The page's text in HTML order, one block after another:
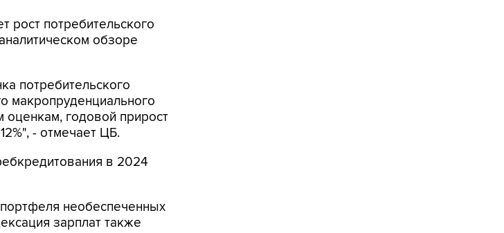
рост потребительского
обзоре
потребительского
макропруденциального
оценкам, годовой прирост
- отмечает ЦБ.
в 2024
необеспеченных
зарплат также